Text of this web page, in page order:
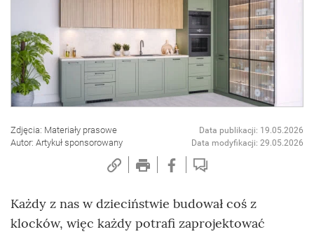
Zdjęcia: Materiały prasowe
Autor: Artykuł sponsorowany
Data publikacji: 19.05.2026
Data modyfikacji: 29.05.2026
Każdy z nas w dzieciństwie budował coś z
klocków, więc każdy potrafi zaprojektować